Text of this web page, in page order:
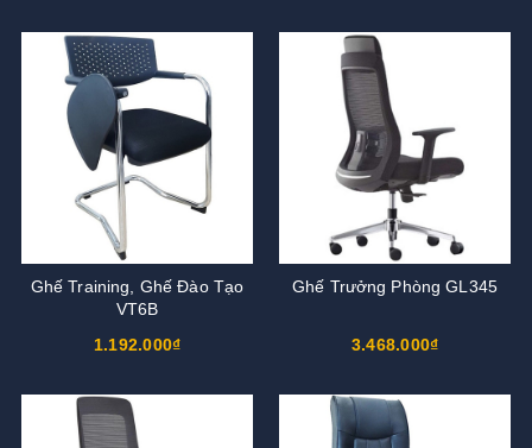
Ghế Training, Ghế Đào Tạo
VT6B
1.192.000₫
Ghế Trưởng Phòng GL345
3.468.000₫